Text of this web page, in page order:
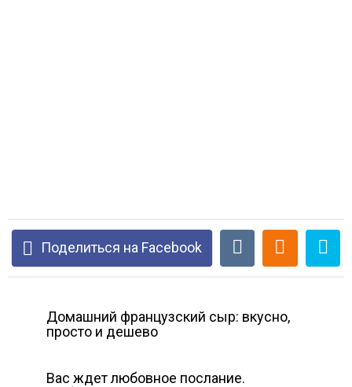
Поделиться на Facebook
Домашний французский сыр: вкусно,
просто и дешево
Вас ждет любовное послание.